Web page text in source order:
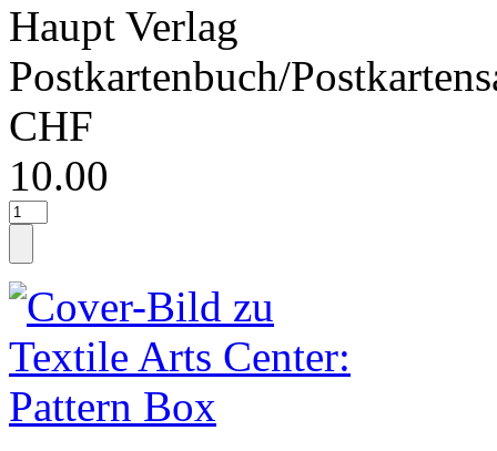
Haupt Verlag
Postkartenbuch/
CHF
10.00